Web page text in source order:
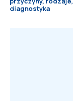
diagnostyka